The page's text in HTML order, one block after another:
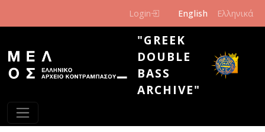
Login English Ελληνικά
"GREEK
DOUBLE
BASS
ARCHIVE"